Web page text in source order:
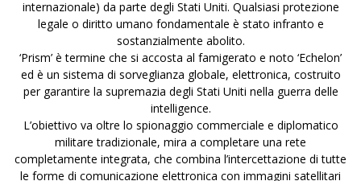
internazionale) da parte degli Stati Uniti. Qualsiasi protezione
legale o diritto umano fondamentale è stato infranto e
sostanzialmente abolito.
‘Prism’ è termine che si accosta al famigerato e noto ‘Echelon’
ed è un sistema di sorveglianza globale, elettronica, costruito
per garantire la supremazia degli Stati Uniti nella guerra delle
intelligence.
L’obiettivo va oltre lo spionaggio commerciale e diplomatico
militare tradizionale, mira a completare una rete
completamente integrata, che combina l’intercettazione di tutte
le forme di comunicazione elettronica con immagini satellitari